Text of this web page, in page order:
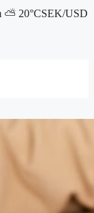
⛅ 20°CSEK/USD